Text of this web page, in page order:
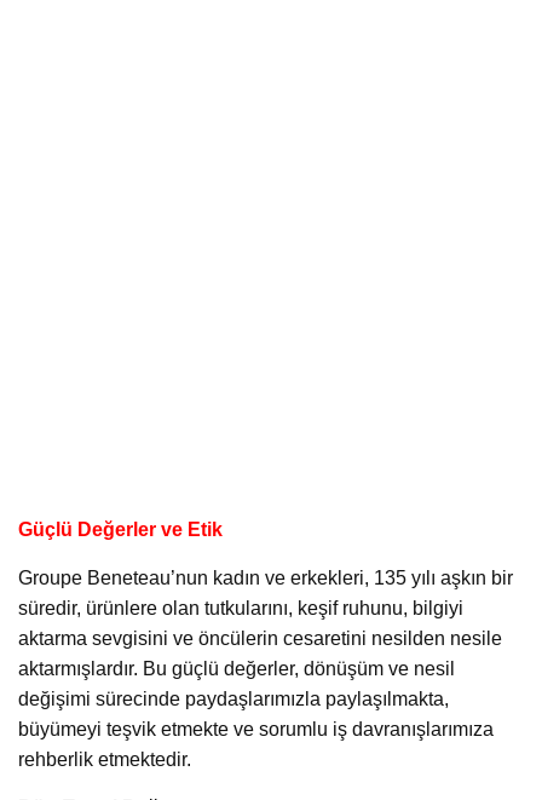
Güçlü Değerler ve Etik
Groupe Beneteau’nun kadın ve erkekleri, 135 yılı aşkın bir
süredir, ürünlere olan tutkularını, keşif ruhunu, bilgiyi
aktarma sevgisini ve öncülerin cesaretini nesilden nesile
aktarmışlardır. Bu güçlü değerler, dönüşüm ve nesil
değişimi sürecinde paydaşlarımızla paylaşılmakta,
büyümeyi teşvik etmekte ve sorumlu iş davranışlarımıza
rehberlik etmektedir.